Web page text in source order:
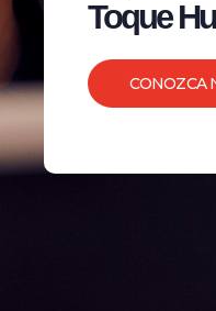
Toque
CONOZCA